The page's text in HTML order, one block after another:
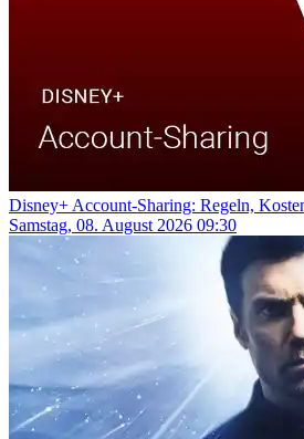
Disney+ Account-Sharing: Regeln,
Samstag, 08. August 2026 09:30